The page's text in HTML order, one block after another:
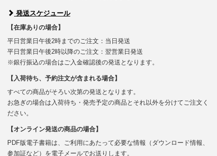
発送スケジュール
【在庫ありの場合】
平日営業日午後2時までのご注文：当日発送
平日営業日午後2時以降のご注文：翌営業日発送
※銀行振込の場合はご入金確認後の発送となります。
【入荷待ち、予約注文が含まれる場合】
すべての商品がそろい次第の発送となります。
お急ぎの場合は入荷待ち・発売予定の商品とそれ以外を分けてご注文く
ださい。
【オンライン発送の商品の場合】
PDF版電子書籍は、ご利用にあたって必要な情報（ダウンロード情報、
参加証など）を電子メールでお送りします。